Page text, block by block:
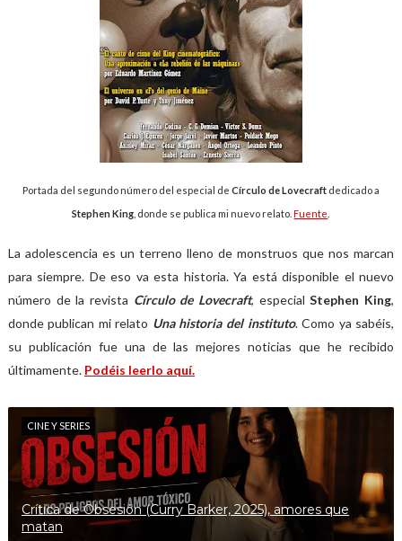
Portada del segundo número del especial de Círculo de Lovecraft dedicado a
Stephen King , donde se publica mi nuevo relato.Fuente
La adolescencia es un terreno lleno de monstruos que nos marcan
para siempre. De eso va esta historia. Ya está disponible el nuevo
número de la revista Círculo de Lovecraft, especialStephen King,
donde publican mi relato Una historia del instituto. Como ya sabéis,
su publicación fue una de las mejores noticias que he recibido
últimamente. Podéis leerlo aquí.
CINE Y SERIES
Crítica de Obsesión (Curry Barker, 2025), amores que
matan